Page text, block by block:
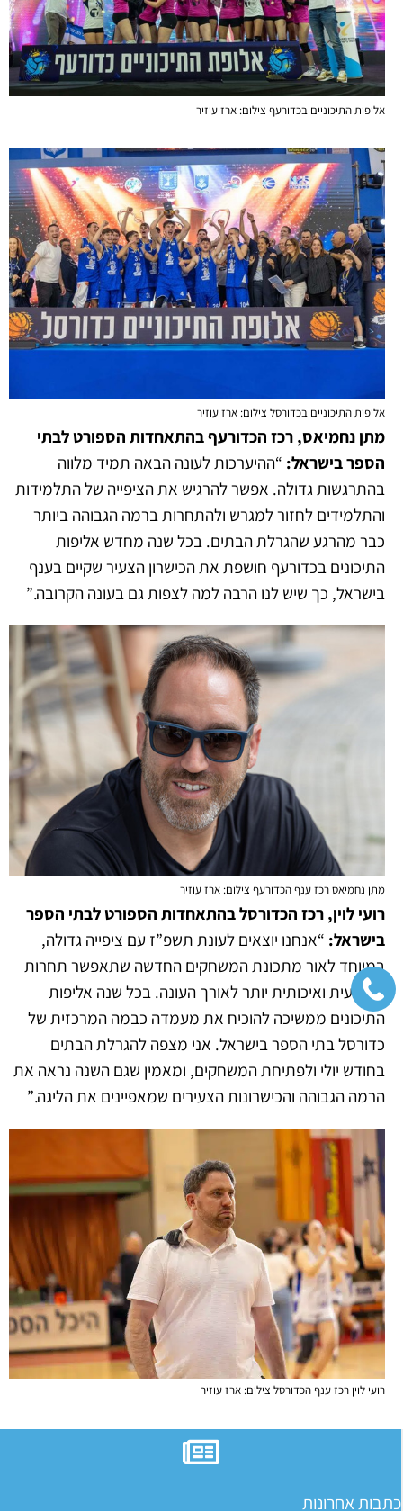
אליפות התיכוניים בכדורעף צילום: ארז עוזיר
אליפות התיכוניים בכדורסל צילום: ארז עוזיר
מתן נחמיאס, רכז הכדורעף בהתאחדות הספורט לבתי
הספר בישראל: “ההיערכות לעונה הבאה תמיד מלווה
בהתרגשות גדולה. אפשר להרגיש את הציפייה של התלמידות
והתלמידים לחזור למגרש ולהתחרות ברמה הגבוהה ביותר
כבר מהרגע שהגרלת הבתים. בכל שנה מחדש אליפות
התיכונים בכדורעף חושפת את הכישרון הצעיר שקיים בענף
בישראל, כך שיש לנו הרבה למה לצפות גם בעונה הקרובה.”
מתן נחמיאס רכז ענף הכדורעף צילום: ארז עוזיר
רועי לוין, רכז הכדורסל בהתאחדות הספורט לבתי הספר
בישראל: “אנחנו יוצאים לעונת תשפ”ז עם ציפייה גדולה,
במיוחד לאור מתכונת המשחקים החדשה שתאפשר תחרות
מקצועית ואיכותית יותר לאורך העונה. בכל שנה אליפות
התיכונים ממשיכה להוכיח את מעמדה כבמה המרכזית של
כדורסל בתי הספר בישראל. אני מצפה להגרלת הבתים
בחודש יולי ולפתיחת המשחקים, ומאמין שגם השנה נראה את
הרמה הגבוהה והכישרונות הצעירים שמאפיינים את הליגה.”
רועי לוין רכז ענף הכדורסל צילום: ארז עוזיר
כתבות אחרונות